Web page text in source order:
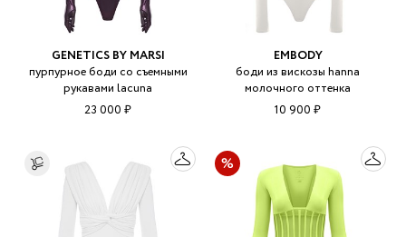
GENETICS BY MARSI
пурпурное боди со съемными
рукавами lacuna
23 000 ₽
EMBODY
боди из вискозы hanna
молочного оттенка
10 900 ₽